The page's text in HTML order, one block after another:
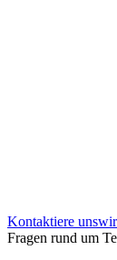
Kontaktiere uns
Fragen rund um